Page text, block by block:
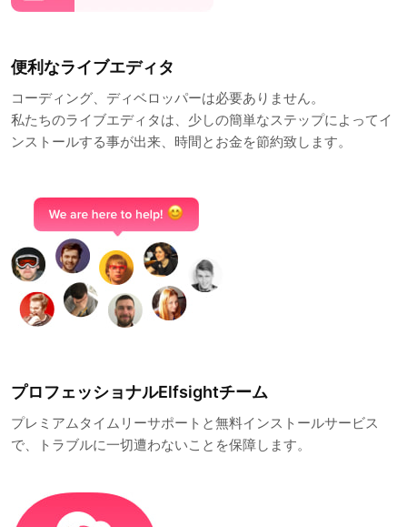
便利なライブエディタ
コーディング、ディベロッパーは必要ありません。
私たちのライブエディタは、少しの簡単なステップによってイ
ンストールする事が出来、時間とお金を節約致します。
プロフェッショナルElfsightチーム
プレミアムタイムリーサポートと無料インストールサービス
で、トラブルに一切遭わないことを保障します。